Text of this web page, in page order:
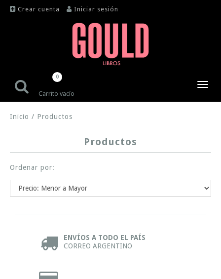
Crear cuenta Iniciar sesión
Carrito vacío
0
Inicio / Productos
Productos
Ordenar por:
ENVÍOS A TODO EL PAÍS
CORREO ARGENTINO